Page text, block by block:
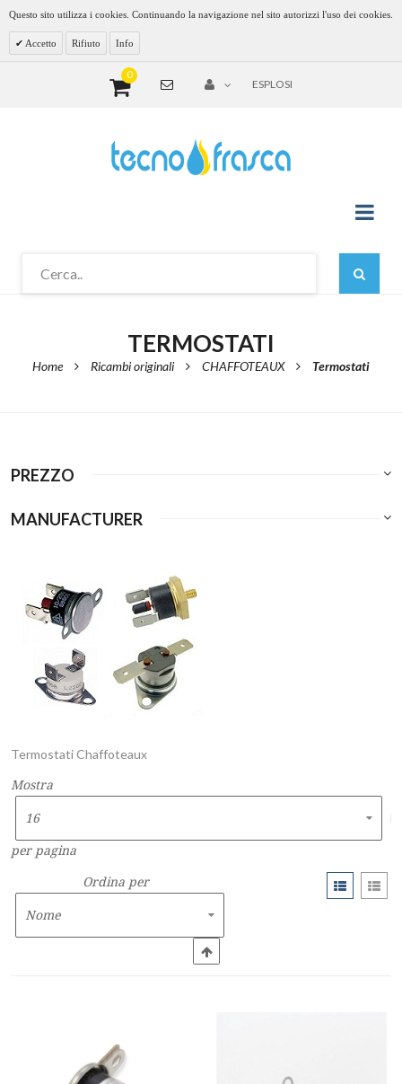
Questo sito utilizza i cookies. Continuando la navigazione nel sito autorizzi l'uso dei cookies.
Accetto Rifiuto Info
0
ESPLOSI
TERMOSTATI
Home Ricambi originali CHAFFOTEAUX Termostati
PREZZO
MANUFACTURER
Termostati Chaffoteaux
Mostra
per pagina
Ordina per